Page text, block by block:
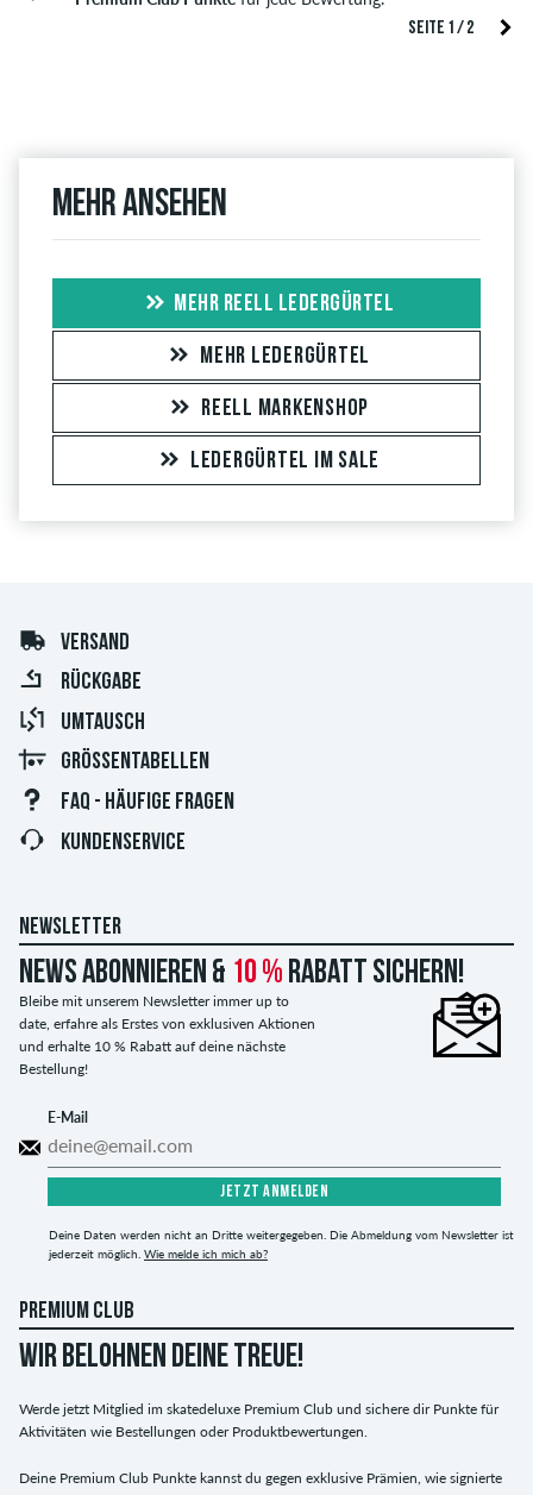
SEITE 1 / 2
Mehr ansehen
MEHR REELL LEDERGÜRTEL
MEHR LEDERGÜRTEL
REELL MARKENSHOP
LEDERGÜRTEL IM SALE
VERSAND
RÜCKGABE
UMTAUSCH
GRÖSSENTABELLEN
FAQ - HÄUFIGE FRAGEN
KUNDENSERVICE
NEWSLETTER
News abonnieren & 10 % Rabatt sichern!
Bleibe mit unserem Newsletter immer up to
date, erfahre als Erstes von exklusiven Aktionen
und erhalte 10 % Rabatt auf deine nächste
Bestellung!
E-Mail
JETZT ANMELDEN
Deine Daten werden nicht an Dritte weitergegeben. Die Abmeldung vom Newsletter ist
jederzeit möglich. Wie melde ich mich ab?
PREMIUM CLUB
WIR BELOHNEN DEINE TREUE!
Werde jetzt Mitglied im skatedeluxe Premium Club und sichere dir Punkte für
Aktivitäten wie Bestellungen oder Produktbewertungen.
Deine Premium Club Punkte kannst du gegen exklusive Prämien, wie signierte